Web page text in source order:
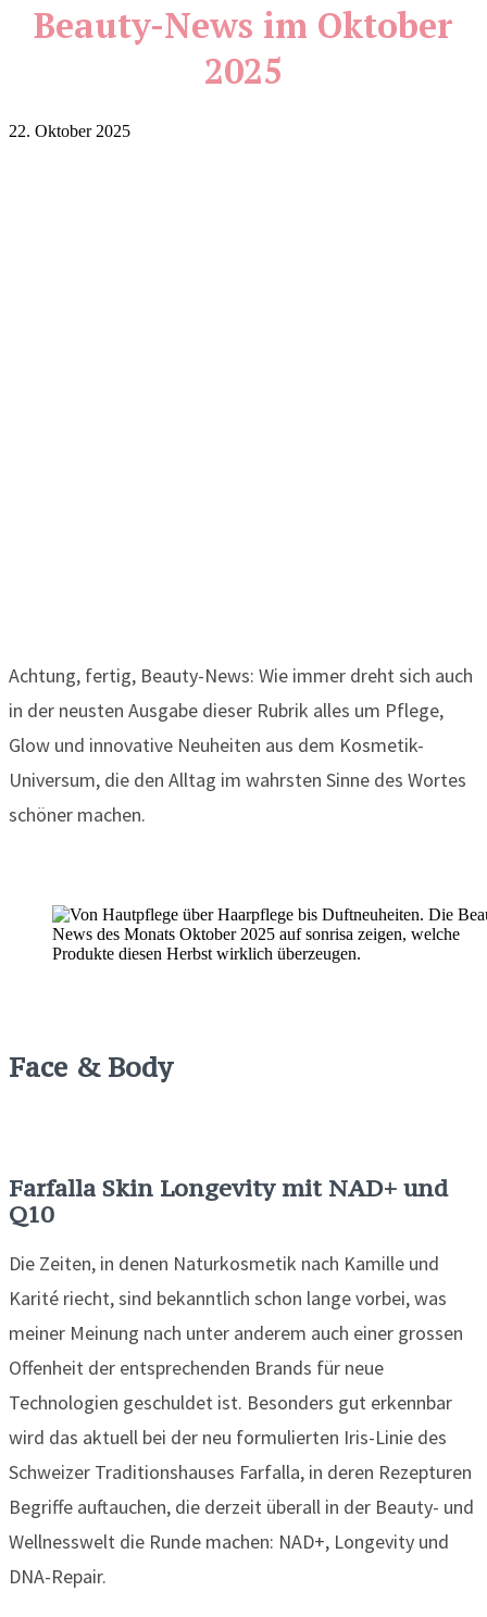
Beauty-News im Oktober
2025
22. Oktober 2025
Achtung, fertig, Beauty-News: Wie immer dreht sich auch
in der neusten Ausgabe dieser Rubrik alles um Pflege,
Glow und innovative Neuheiten aus dem Kosmetik-
Universum, die den Alltag im wahrsten Sinne des Wortes
schöner machen.
Face & Body
Farfalla Skin Longevity mit NAD+ und
Q10
Die Zeiten, in denen Naturkosmetik nach Kamille und
Karité riecht, sind bekanntlich schon lange vorbei, was
meiner Meinung nach unter anderem auch einer grossen
Offenheit der entsprechenden Brands für neue
Technologien geschuldet ist. Besonders gut erkennbar
wird das aktuell bei der neu formulierten Iris-Linie des
Schweizer Traditionshauses Farfalla, in deren Rezepturen
Begriffe auftauchen, die derzeit überall in der Beauty- und
Wellnesswelt die Runde machen: NAD+, Longevity und
DNA-Repair.